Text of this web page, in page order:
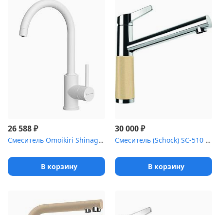
26 588₽
Смеситель Omoikiri Shinagawa 2 Plus-WH латунь/белый
В корзину
30 000₽
Смеситель (Schock) SC-510 , Cristalite хром/лунный камень
В корзину